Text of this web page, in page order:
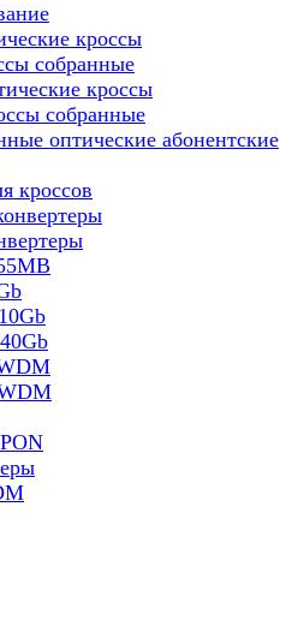
кроссы
собранные
кроссы
собранные
оптические абонентские
кроссов